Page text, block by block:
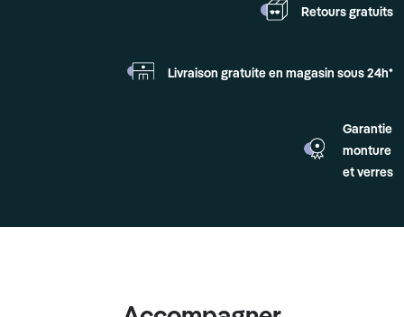
Retours gratuits
Livraison gratuite en magasin sous 24h*
Garantie
monture
et verres